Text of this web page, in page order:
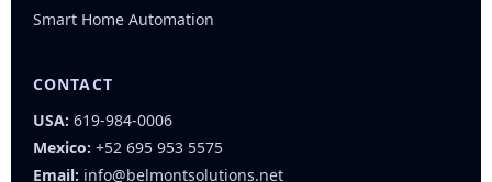
Smart Home Automation
CONTACT
USA: 619-984-0006
Mexico: +52 695 953 5575
Email: info@belmontsolutions.net